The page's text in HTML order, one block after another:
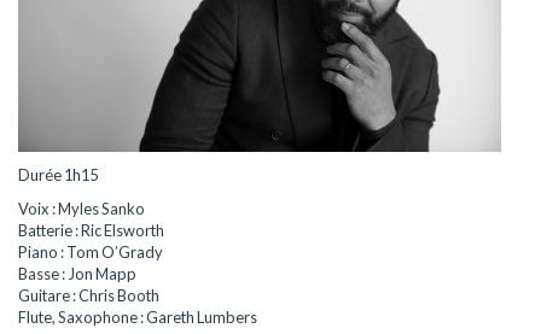
Durée 1h15
Voix : Myles Sanko
Batterie : Ric Elsworth
Piano : Tom O’Grady
Basse : Jon Mapp
Guitare : Chris Booth
Flute, Saxophone : Gareth Lumbers